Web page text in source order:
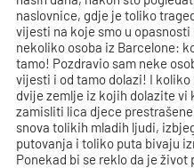
naslovnice, gdje je toliko
vijesti na koje smo u
nekoliko osoba iz Barcelone:
tamo! Pozdravio sam neke
vijesti i od tamo dolazi! I koliko
dvije zemlje iz kojih dolazite vi
zamisliti lica djece
snova tolikih mladih ljudi,
putovanja i toliko puta bivaju
Ponekad bi se reklo da je život